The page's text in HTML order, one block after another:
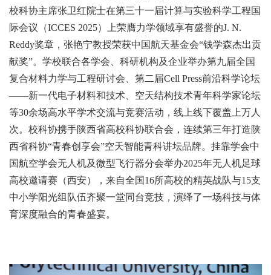
校科协主席张卫红院士在第三十一届计算与实验科学工程国
际会议（ICCES 2025）上荣膺力学领域享有盛誉的J. N.
Reddy奖章，张艳宁教授荣获中国航天基金会“钱学森杰出贡
献奖”。学校联合各学会、科研机构及企业举办第九届全国
复合材料力学与工程研讨会、第二届Cell Press前沿科学论坛
——新一代电子材料和技术、空天结构技术青年科学家论坛
等30余场高水平学术交流与竞赛活动，线上线下覆盖上万人
次。校科协携手陕西省高校科协联合会，连续第三年打造陕
西省科协“青春创享会”空天智能青科讲坛品牌。挂靠学会中
国航空学会无人机及微型飞行器分会举办2025年无人机足球
高校邀请赛（西安），来自全国16所高校的精英战队与15支
中小学阳光组队伍齐聚一堂同台竞技，演绎了一场科技与体
育深度融合的青春盛宴。